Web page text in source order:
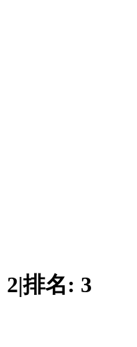
2|排名: 3